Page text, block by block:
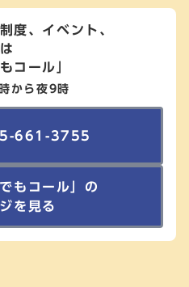
度、イベント、
コール」
から夜9時
661-3755
もコール」の
を見る